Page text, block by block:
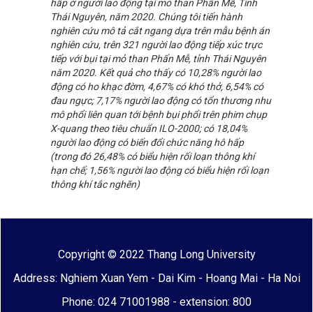
hấp ở người lao động tại mỏ than Phấn Mễ, Tỉnh
Thái Nguyên, năm 2020. Chúng tôi tiến hành
nghiên cứu mô tả cắt ngang dựa trên mẫu bệnh án
nghiên cứu, trên 321 người lao động tiếp xúc trực
tiếp với bụi tại mỏ than Phấn Mễ, tỉnh Thái Nguyên
năm 2020. Kết quả cho thấy có 10,28% người lao
động có ho khạc đờm, 4,67% có khó thở, 6,54% có
đau ngực; 7,17% người lao động có tổn thương nhu
mô phổi liên quan tới bệnh bụi phổi trên phim chụp
X-quang theo tiêu chuẩn ILO-2000; có 18,04%
người lao động có biến đổi chức năng hô hấp
(trong đó 26,48% có biểu hiện rối loạn thông khí
hạn chế; 1,56% người lao động có biểu hiện rối loạn
thông khí tắc nghẽn)
Copyright © 2022 Thang Long University
Address: Nghiem Xuan Yem - Dai Kim - Hoang Mai - Ha Noi
Phone: 024 71001988 - extension: 800